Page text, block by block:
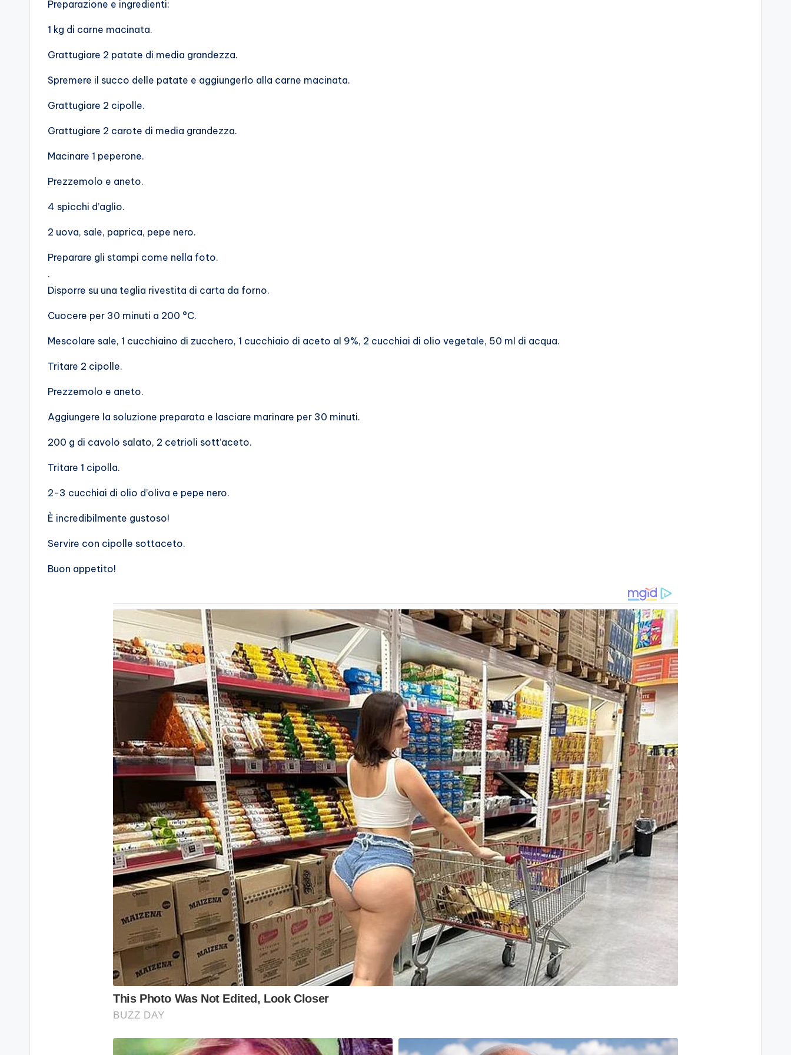
Preparazione e ingredienti:
1 kg di carne macinata.
Grattugiare 2 patate di media grandezza.
Spremere il succo delle patate e aggiungerlo alla carne macinata.
Grattugiare 2 cipolle.
Grattugiare 2 carote di media grandezza.
Macinare 1 peperone.
Prezzemolo e aneto.
4 spicchi d’aglio.
2 uova, sale, paprica, pepe nero.
Preparare gli stampi come nella foto.
.
Disporre su una teglia rivestita di carta da forno.
Cuocere per 30 minuti a 200 °C.
Mescolare sale, 1 cucchiaino di zucchero, 1 cucchiaio di aceto al 9%, 2 cucchiai di olio vegetale, 50 ml di acqua.
Tritare 2 cipolle.
Prezzemolo e aneto.
Aggiungere la soluzione preparata e lasciare marinare per 30 minuti.
200 g di cavolo salato, 2 cetrioli sott’aceto.
Tritare 1 cipolla.
2-3 cucchiai di olio d’oliva e pepe nero.
È incredibilmente gustoso!
Servire con cipolle sottaceto.
Buon appetito!